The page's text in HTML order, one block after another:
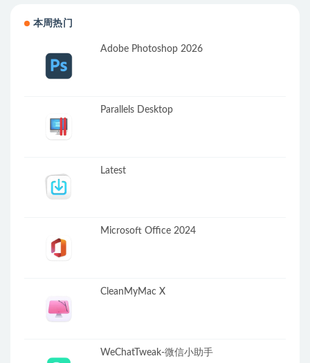
本周热门
Adobe Photoshop 2026
Parallels Desktop
Latest
Microsoft Office 2024
CleanMyMac X
WeChatTweak-微信小助手